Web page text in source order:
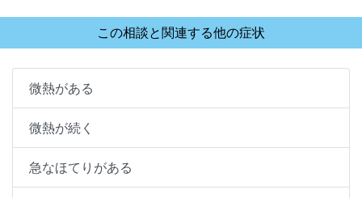
この相談と関連する他の症状
微熱がある
微熱が続く
急なほてりがある